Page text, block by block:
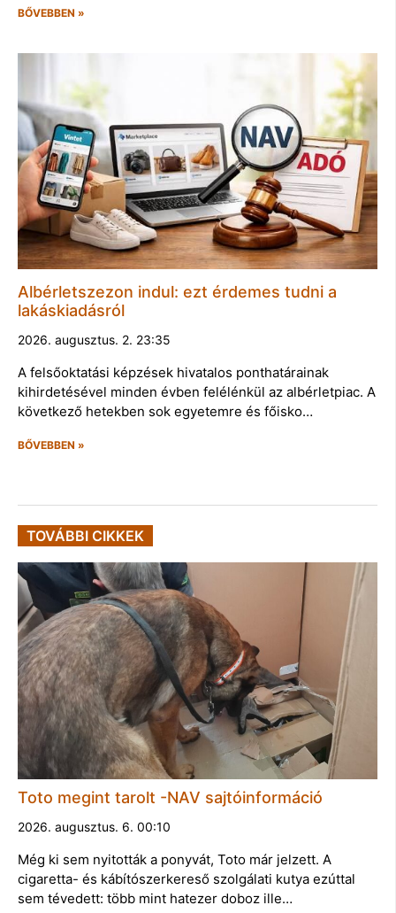
BŐVEBBEN »
Albérletszezon indul: ezt érdemes tudni a
lakáskiadásról
2026. augusztus. 2. 23:35
A felsőoktatási képzések hivatalos ponthatárainak
kihirdetésével minden évben felélénkül az albérletpiac. A
következő hetekben sok egyetemre és főisko…
BŐVEBBEN »
TOVÁBBI CIKKEK
Toto megint tarolt -NAV sajtóinformáció
2026. augusztus. 6. 00:10
Még ki sem nyitották a ponyvát, Toto már jelzett. A
cigaretta- és kábítószerkereső szolgálati kutya ezúttal
sem tévedett: több mint hatezer doboz ille…